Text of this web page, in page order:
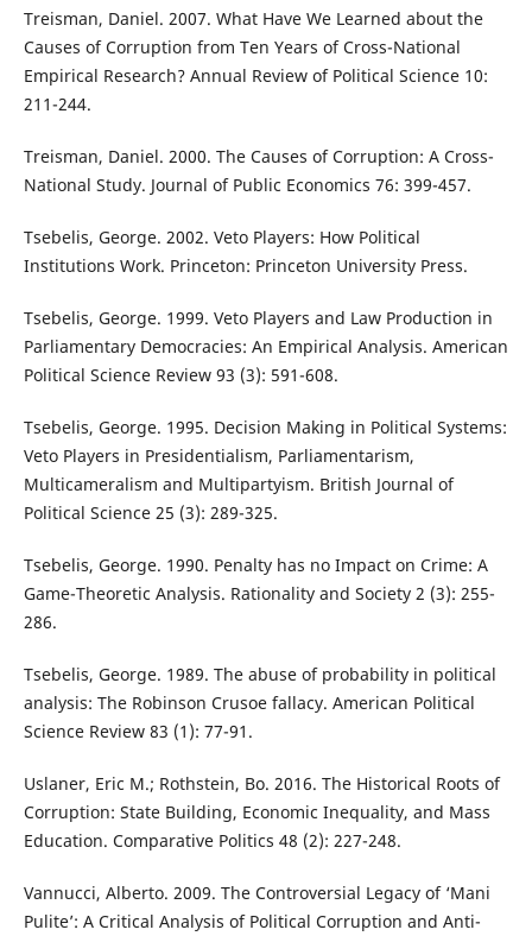
Treisman, Daniel. 2007. What Have We Learned about the
Causes of Corruption from Ten Years of Cross-National
Empirical Research? Annual Review of Political Science 10:
211-244.
Treisman, Daniel. 2000. The Causes of Corruption: A Cross-
National Study. Journal of Public Economics 76: 399-457.
Tsebelis, George. 2002. Veto Players: How Political
Institutions Work. Princeton: Princeton University Press.
Tsebelis, George. 1999. Veto Players and Law Production in
Parliamentary Democracies: An Empirical Analysis. American
Political Science Review 93 (3): 591-608.
Tsebelis, George. 1995. Decision Making in Political Systems:
Veto Players in Presidentialism, Parliamentarism,
Multicameralism and Multipartyism. British Journal of
Political Science 25 (3): 289-325.
Tsebelis, George. 1990. Penalty has no Impact on Crime: A
Game-Theoretic Analysis. Rationality and Society 2 (3): 255-
286.
Tsebelis, George. 1989. The abuse of probability in political
analysis: The Robinson Crusoe fallacy. American Political
Science Review 83 (1): 77-91.
Uslaner, Eric M.; Rothstein, Bo. 2016. The Historical Roots of
Corruption: State Building, Economic Inequality, and Mass
Education. Comparative Politics 48 (2): 227-248.
Vannucci, Alberto. 2009. The Controversial Legacy of ‘Mani
Pulite’: A Critical Analysis of Political Corruption and Anti-